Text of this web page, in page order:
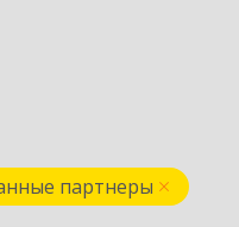
партнеры